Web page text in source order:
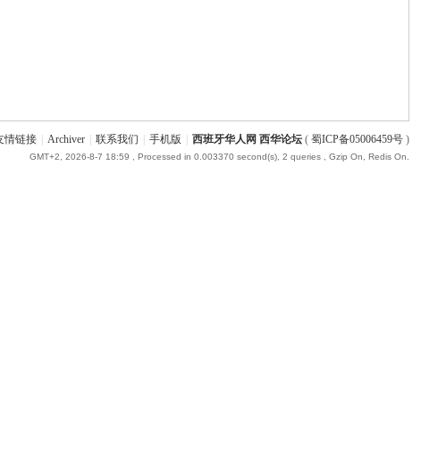
情链接 Archiver 联系我们 手机版 西班牙华人网 西华论坛( 蜀ICP备05006459号)
GMT+2, 2026-8-7 18:59 , Processed in 0.003370 second(s), 2 queries , Gzip On, Redis On.